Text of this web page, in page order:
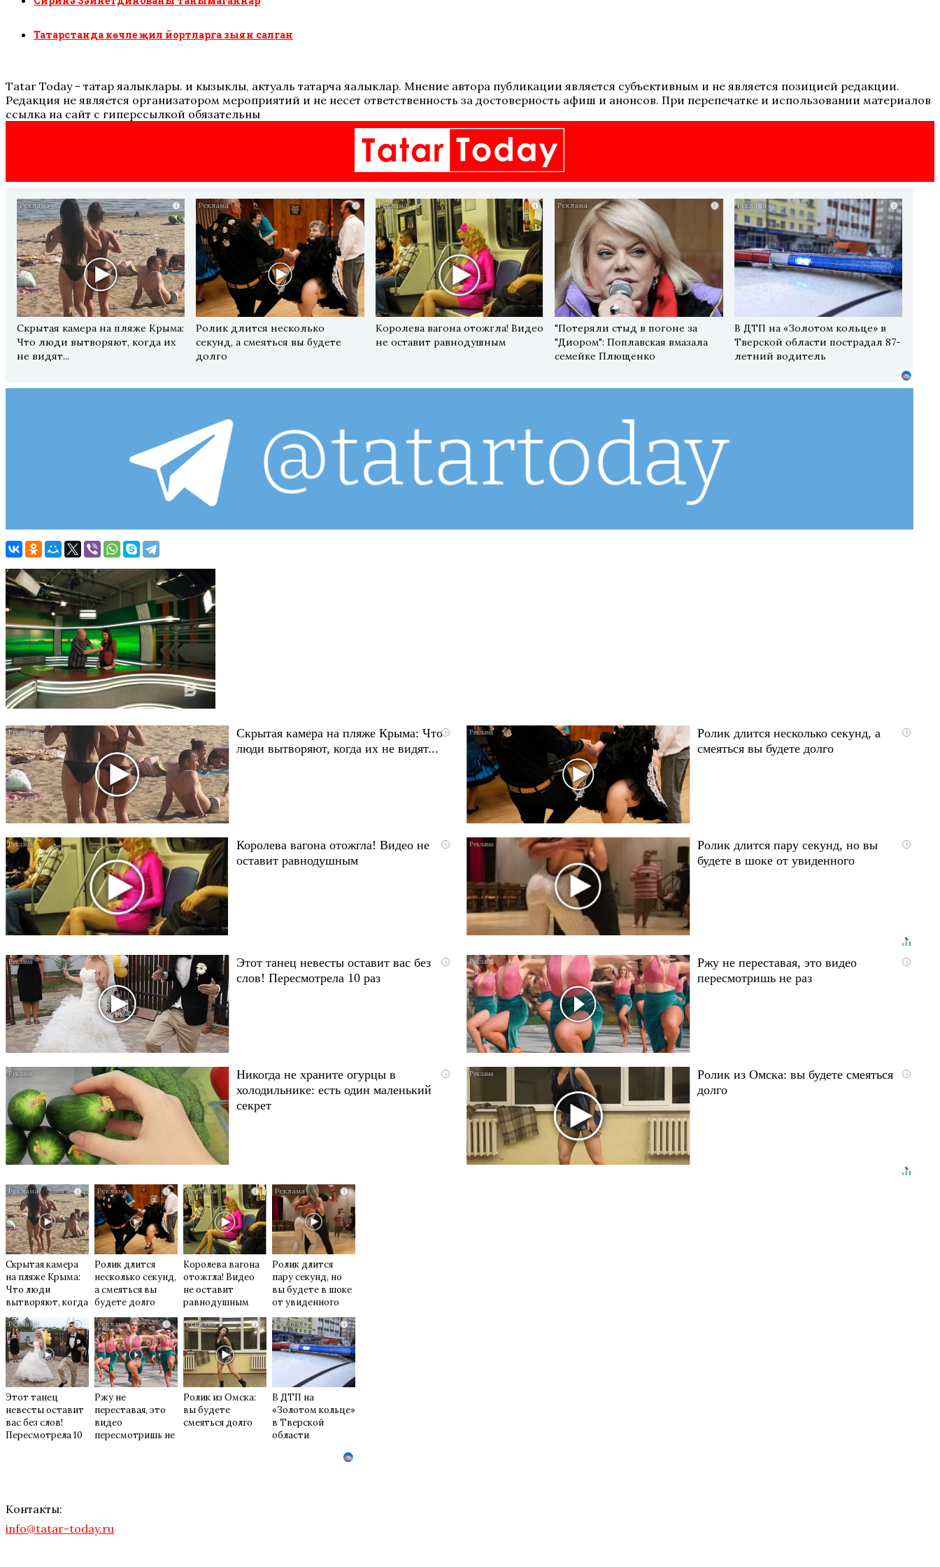
Татарстанда көчле җил йортларга зыян салган
Tatar Today - татар яңалыклары. иң кызыклы, актуаль татарча яңалыклар. Мнение автора публикации является субъективным и не является позицией редакции.
Редакция не является организатором мероприятий и не несет ответственность за достоверность афиш и анонсов. При перепечатке и использовании материалов
ссылка на сайт с гиперссылкой обязательны
i
Скрытая камера на пляже Крыма:
Что люди вытворяют, когда их
не видят...
i
Ролик длится несколько
секунд, а смеяться вы будете
долго
i
Королева вагона отожгла! Видео
не оставит равнодушным
i
"Потеряли стыд в погоне за
"Диором": Поплавская вмазала
семейке Плющенко
i
В ДТП на «Золотом кольце» в
Тверской области пострадал 87-
летний водитель
i
Скрытая камера на пляже Крыма: Что
люди вытворяют, когда их не видят...
i
Ролик длится несколько секунд, а
смеяться вы будете долго
i
Королева вагона отожгла! Видео не
оставит равнодушным
i
Ролик длится пару секунд, но вы
будете в шоке от увиденного
i
Этот танец невесты оставит вас без
слов! Пересмотрела 10 раз
i
Ржу не переставая, это видео
пересмотришь не раз
i
Никогда не храните огурцы в
холодильнике: есть один маленький
секрет
i
Ролик из Омска: вы будете смеяться
долго
i
Скрытая камера
на пляже Крыма:
Что люди
вытворяют, когда
их не видят...
i
Ролик длится
несколько секунд,
а смеяться вы
будете долго
i
Королева вагона
отожгла! Видео
не оставит
равнодушным
i
Ролик длится
пару секунд, но
вы будете в шоке
от увиденного
i
Этот танец
невесты оставит
вас без слов!
Пересмотрела 10
i
Ржу не
переставая, это
видео
пересмотришь не
i
Ролик из Омска:
вы будете
смеяться долго
i
В ДТП на
«Золотом кольце»
в Тверской
области
летний водитель
Контакты:
info@tatar-today.ru